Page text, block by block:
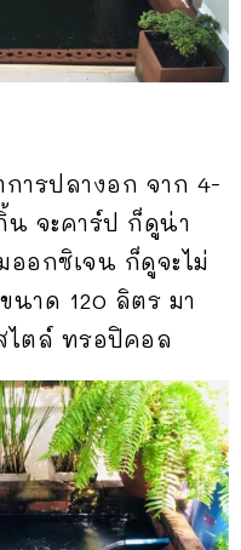
ารปลางอก จาก 4-
น จะคาร์ป ก็ดูน่า
ออกซิเจน ก็ดูจะไม่
นาด 120 ลิตร มา
ไตล์ ทรอปิคอล